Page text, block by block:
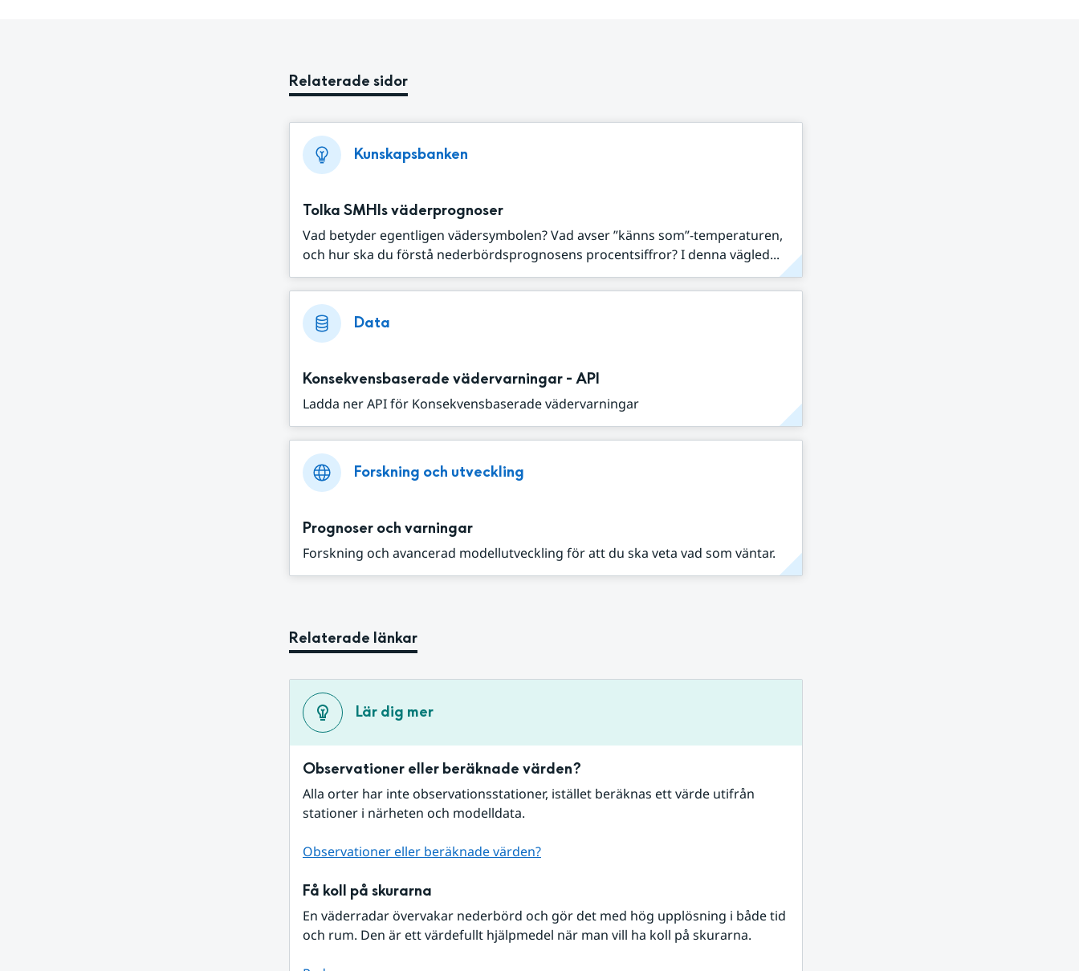
Relaterade sidor
Kunskapsbanken
Tolka SMHIs väderprognoser
Vad betyder egentligen vädersymbolen? Vad avser ”känns som”-temperaturen,
och hur ska du förstå nederbördsprognosens procentsiffror? I denna vägled...
Data
Konsekvensbaserade vädervarningar - API
Ladda ner API för Konsekvensbaserade vädervarningar
Forskning och utveckling
Prognoser och varningar
Forskning och avancerad modellutveckling för att du ska veta vad som väntar.
Relaterade länkar
Lär dig mer
Observationer eller beräknade värden?
Alla orter har inte observationsstationer, istället beräknas ett värde utifrån
stationer i närheten och modelldata.
Observationer eller beräknade värden?
Få koll på skurarna
En väderradar övervakar nederbörd och gör det med hög upplösning i både tid
och rum. Den är ett värdefullt hjälpmedel när man vill ha koll på skurarna.